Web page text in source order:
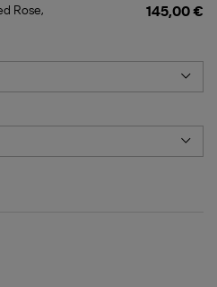
Rose,
145,00 €